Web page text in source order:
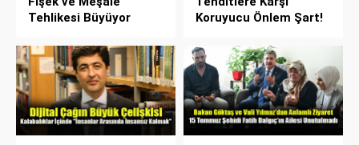
Tehlikesi Büyüyor
Koruyucu Önlem Şart!